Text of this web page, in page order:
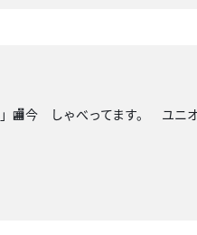
🏬今 しゃべってます。 ユニ